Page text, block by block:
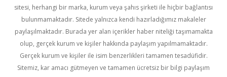
sitesi, herhangi bir marka, kurum veya şahıs şirketi ile hiçbir bağlantısı
bulunmamaktadır. Sitede yalnızca kendi hazırladığımız makaleler
paylaşılmaktadır. Burada yer alan içerikler haber niteliği taşımamakta
olup, gerçek kurum ve kişiler hakkında paylaşım yapılmamaktadır.
Gerçek kurum ve kişiler ile isim benzerlikleri tamamen tesadüfidir.
Sitemiz, kar amacı gütmeyen ve tamamen ücretsiz bir bilgi paylaşım